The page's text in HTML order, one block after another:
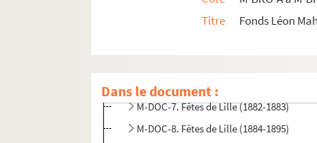
Titre
Fonds Léon
Dans le document :
M-DOC-3. Empire et Restauration
M-DOC-6. Fêtes de Lille (1870-1881)
M-DOC-7. Fêtes de Lille (1882-1883)
M-DOC-8. Fêtes de Lille (1884-1895)